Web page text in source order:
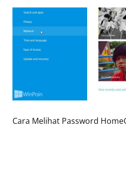
Cara Melihat Password